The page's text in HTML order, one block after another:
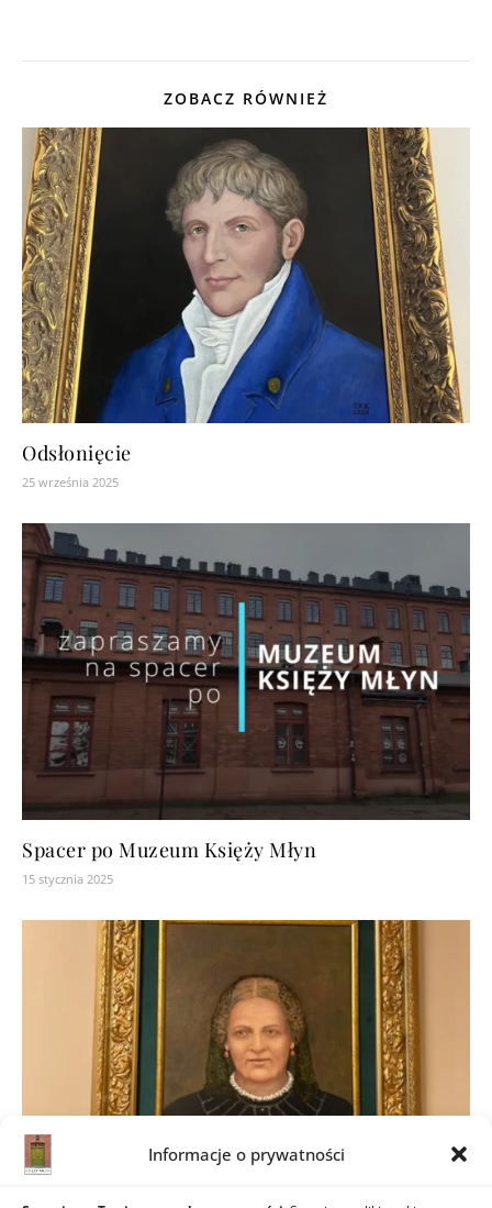
Informacje o prywatności
ZOBACZ RÓWNIEŻ
Odsłonięcie
25 września 2025
Spacer po Muzeum Księży Młyn
15 stycznia 2025